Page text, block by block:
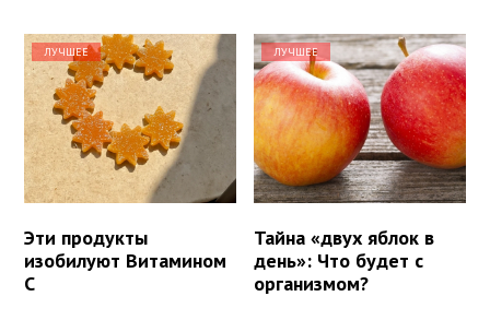
ЛУЧШЕЕ
Эти продукты
изобилуют Витамином
С
ЛУЧШЕЕ
Тайна «двух яблок в
день»: Что будет с
организмом?